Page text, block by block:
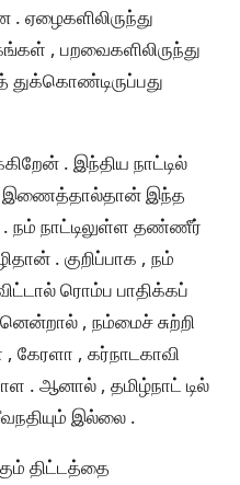
ஏழைகளிலிருந்து
, பறவைகளிலிருந்து
. இந்திய நாட்டில்
இணைத்தால்தான் இந்த
. நம் நாட்டிலுள்ள தண்ணீர்
. குறிப்பாக , நம்
ரொம்ப பாதிக்கப்
, நம்மைச் சுற்றி
கேரளா , கர்நாடகாவி
. ஆனால் , தமிழ்நாட் டில்
இல்லை .
திட்டத்தை